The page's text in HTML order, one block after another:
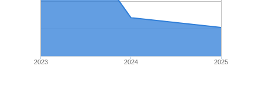
2023 2024 2025